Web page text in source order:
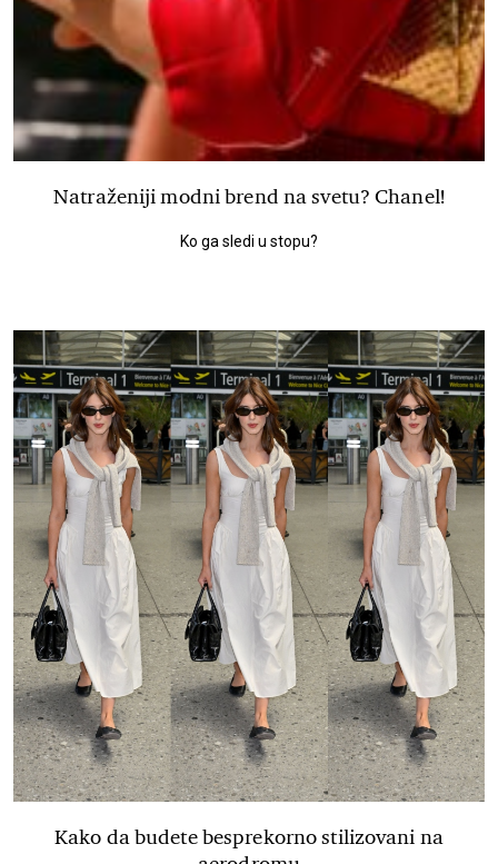
Natraženiji modni brend na svetu? Chanel!
Ko ga sledi u stopu?
Kako da budete besprekorno stilizovani na